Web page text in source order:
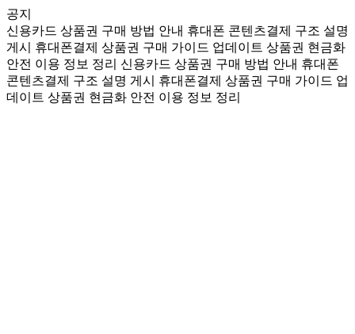
공지
신용카드 상품권 구매 방법 안내 휴대폰 콘텐츠결제 구조 설명
게시
휴대폰결제 상품권 구매 가이드 업데이트 상품권 현금화
안전 이용 정보 정리 신용카드 상품권 구매 방법 안내 휴대폰
콘텐츠결제 구조 설명 게시
휴대폰결제 상품권 구매 가이드 업
데이트 상품권 현금화 안전 이용 정보 정리